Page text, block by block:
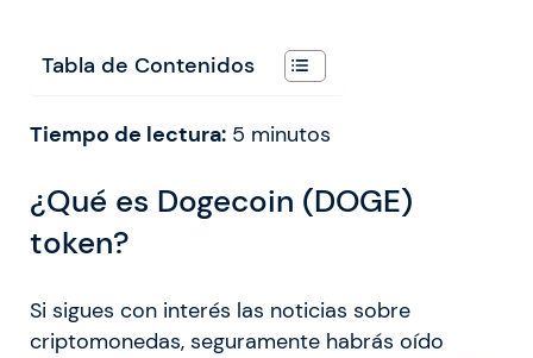
Tabla de Contenidos
Tiempo de lectura: 5 minutos
¿Qué es Dogecoin (DOGE)
token?
Si sigues con interés las noticias sobre
criptomonedas, seguramente habrás oído